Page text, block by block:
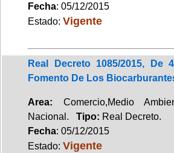
Fecha: 05/12/2015
Estado: Vigente
Real Decreto 1085/2015, De
Fomento De Los
Area: Comercio,Medio
Nacional. Tipo: Real Decreto.
Fecha: 05/12/2015
Estado: Vigente